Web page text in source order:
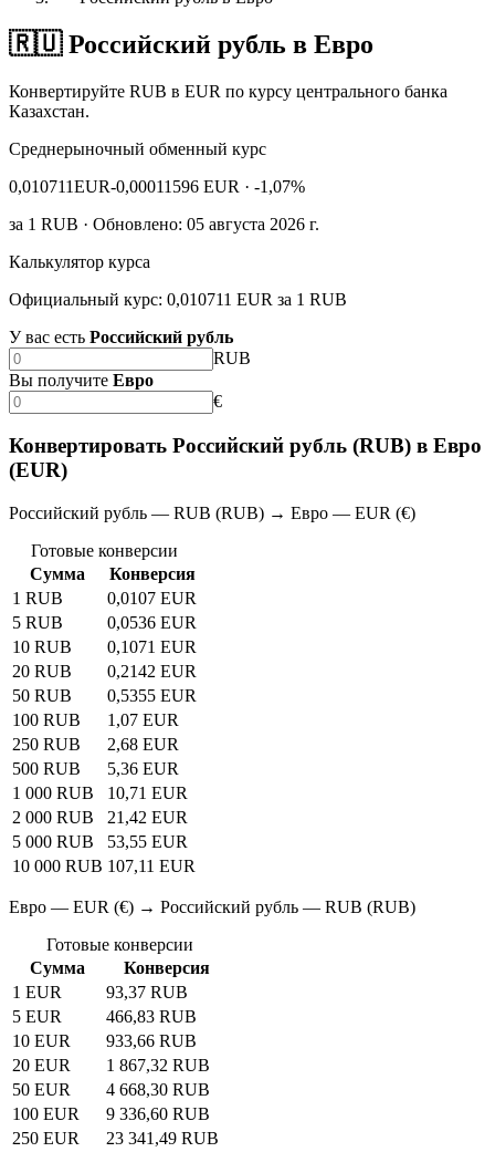
🇷🇺 Российский рубль в Евро
Конвертируйте RUB в EUR по курсу центрального банка
Казахстан.
Среднерыночный обменный курс
0,010711EUR-0,00011596 EUR · -1,07%
за 1 RUB · Обновлено: 05 августа 2026 г.
Калькулятор курса
Официальный курс: 0,010711 EUR за 1 RUB
У вас есть Российский рубль
RUB
Вы получите Евро
€
Конвертировать Российский рубль (RUB) в Евро
(EUR)
Российский рубль — RUB (RUB) → Евро — EUR (€)
Готовые конверсии
Сумма
Конверсия
1 RUB
0,0107 EUR
5 RUB
0,0536 EUR
10 RUB
0,1071 EUR
20 RUB
0,2142 EUR
50 RUB
0,5355 EUR
100 RUB
1,07 EUR
250 RUB
2,68 EUR
500 RUB
5,36 EUR
1 000 RUB
10,71 EUR
2 000 RUB
21,42 EUR
5 000 RUB
53,55 EUR
10 000 RUB 107,11 EUR
Евро — EUR (€) → Российский рубль — RUB (RUB)
Готовые конверсии
Сумма
Конверсия
1 EUR
93,37 RUB
5 EUR
466,83 RUB
10 EUR
933,66 RUB
20 EUR
1 867,32 RUB
50 EUR
4 668,30 RUB
100 EUR
9 336,60 RUB
250 EUR
23 341,49 RUB